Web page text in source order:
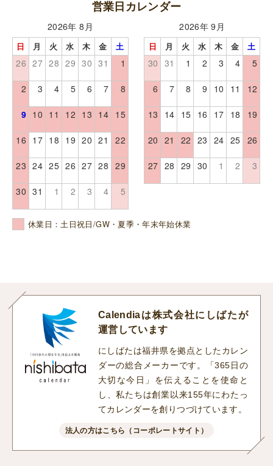
営業日カレンダー
2026年 8月
日 月 火 水 木 金 土
26 27 28 29 30 31 1
2 3 4 5 6 7 8
9 10 11 12 13 14 15
16 17 18 19 20 21 22
23 24 25 26 27 28 29
30 31 1 2 3 4 5
2026年 9月
日 月 火 水 木 金 土
30 31 1 2 3 4 5
6 7 8 9 10 11 12
13 14 15 16 17 18 19
20 21 22 23 24 25 26
27 28 29 30 1 2 3
休業日：土日祝日/GW・夏季・年末年始休業
Calendiaは株式会社にしばたが
運営しています
にしばたは福井県を拠点としたカレン
ダーの総合メーカーです。「365日の
大切な今日」を伝えることを使命と
し、私たちは創業以来155年にわたっ
てカレンダーを創りつづけています。
法人の方はこちら（コーポレートサイト）